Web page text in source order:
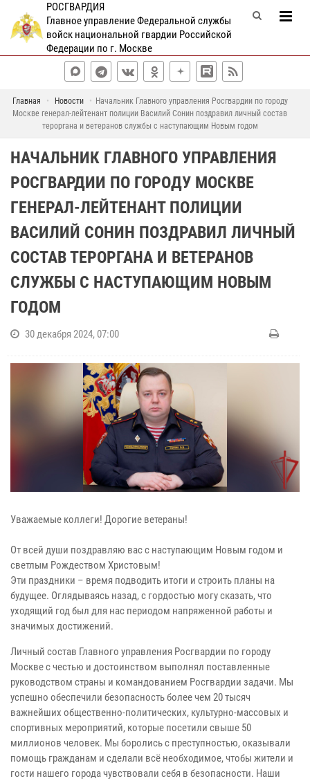
РОСГВАРДИЯ
Главное управление Федеральной службы
войск национальной гвардии Российской
Федерации по г. Москве
Главная Новости
Начальник Главного управления Росгвардии по городу
Москве генерал-лейтенант полиции Василий Сонин поздравил личный состав
тероргана и ветеранов службы с наступающим Новым годом
НАЧАЛЬНИК ГЛАВНОГО УПРАВЛЕНИЯ
РОСГВАРДИИ ПО ГОРОДУ МОСКВЕ
ГЕНЕРАЛ-ЛЕЙТЕНАНТ ПОЛИЦИИ
ВАСИЛИЙ СОНИН ПОЗДРАВИЛ ЛИЧНЫЙ
СОСТАВ ТЕРОРГАНА И ВЕТЕРАНОВ
СЛУЖБЫ С НАСТУПАЮЩИМ НОВЫМ
ГОДОМ
30 декабря 2024, 07:00
Уважаемые коллеги! Дорогие ветераны!
От всей души поздравляю вас с наступающим Новым годом и
светлым Рождеством Христовым!
Эти праздники – время подводить итоги и строить планы на
будущее. Оглядываясь назад, с гордостью могу сказать, что
уходящий год был для нас периодом напряженной работы и
значимых достижений.
Личный состав Главного управления Росгвардии по городу
Москве с честью и достоинством выполнял поставленные
руководством страны и командованием Росгвардии задачи. Мы
успешно обеспечили безопасность более чем 20 тысяч
важнейших общественно-политических, культурно-массовых и
спортивных мероприятий, которые посетили свыше 50
миллионов человек. Мы боролись с преступностью, оказывали
помощь гражданам и сделали всё необходимое, чтобы жители и
гости нашего города чувствовали себя в безопасности. Наши